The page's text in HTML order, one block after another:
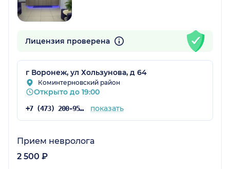
Лицензия проверена
г Воронеж, ул Хользунова, д 64
Коминтерновский район
Открыто до 19:00
+7 (473) 200-95-76 показать
Прием невролога
2 500 ₽